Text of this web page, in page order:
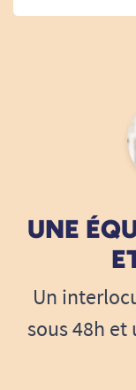
UNE
Un
sous 48h et